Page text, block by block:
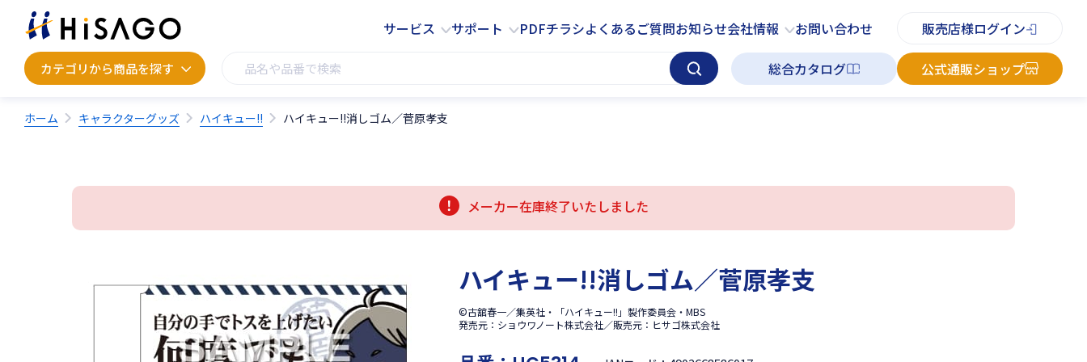
サービス サポート PDFチラシよくあるご質問お知らせ会社情報 お問い合わせ 販売店様ログイン
カテゴリから商品を探す 総合カタログ 公式通販ショップ
カテゴリから商品を探す サービス サポート PDFチラシ よくあるご質問 お知らせ お問い合わせ
ホーム キャラクターグッズ ハイキュー!! ハイキュー!!消しゴム／菅原孝支
メーカー在庫終了いたしました
ハイキュー!!消しゴム／菅原孝支
©古舘春一／集英社・「ハイキュー!!」製作委員会・MBS
発売元：ショウワノート株式会社／販売元：ヒサゴ株式会社